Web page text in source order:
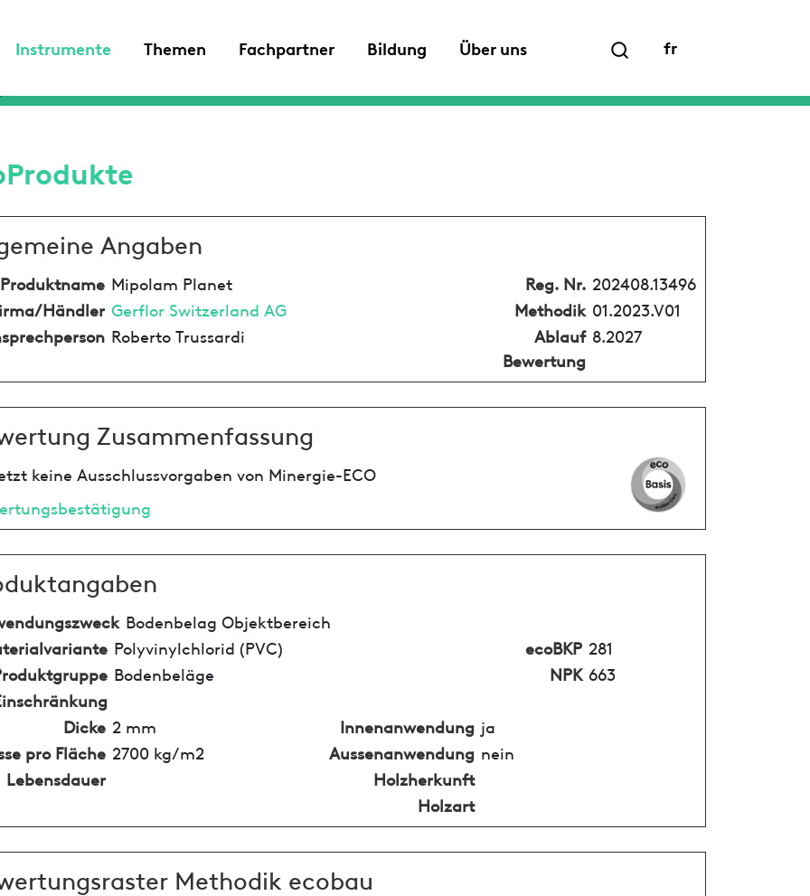
Instrumente Themen Fachpartner Bildung Über uns fr
Angaben
Produktname Mipolam Planet Reg. Nr. 202408.13496
Händler Gerflor Switzerland AG Methodik 01.2023.V01
Roberto Trussardi
Ablauf
Bewertung
8.2027
Zusammenfassung
keine Ausschlussvorgaben von Minergie-ECO
Bodenbelag Objektbereich
Polyvinylchlorid (PVC) ecoBKP 281
Bodenbeläge NPK 663
Dicke 2 mm Innenanwendung ja
pro Fläche 2700 kg/m2 Aussenanwendung nein
Lebensdauer
Holzherkunft
Holzart
Methodik ecobau